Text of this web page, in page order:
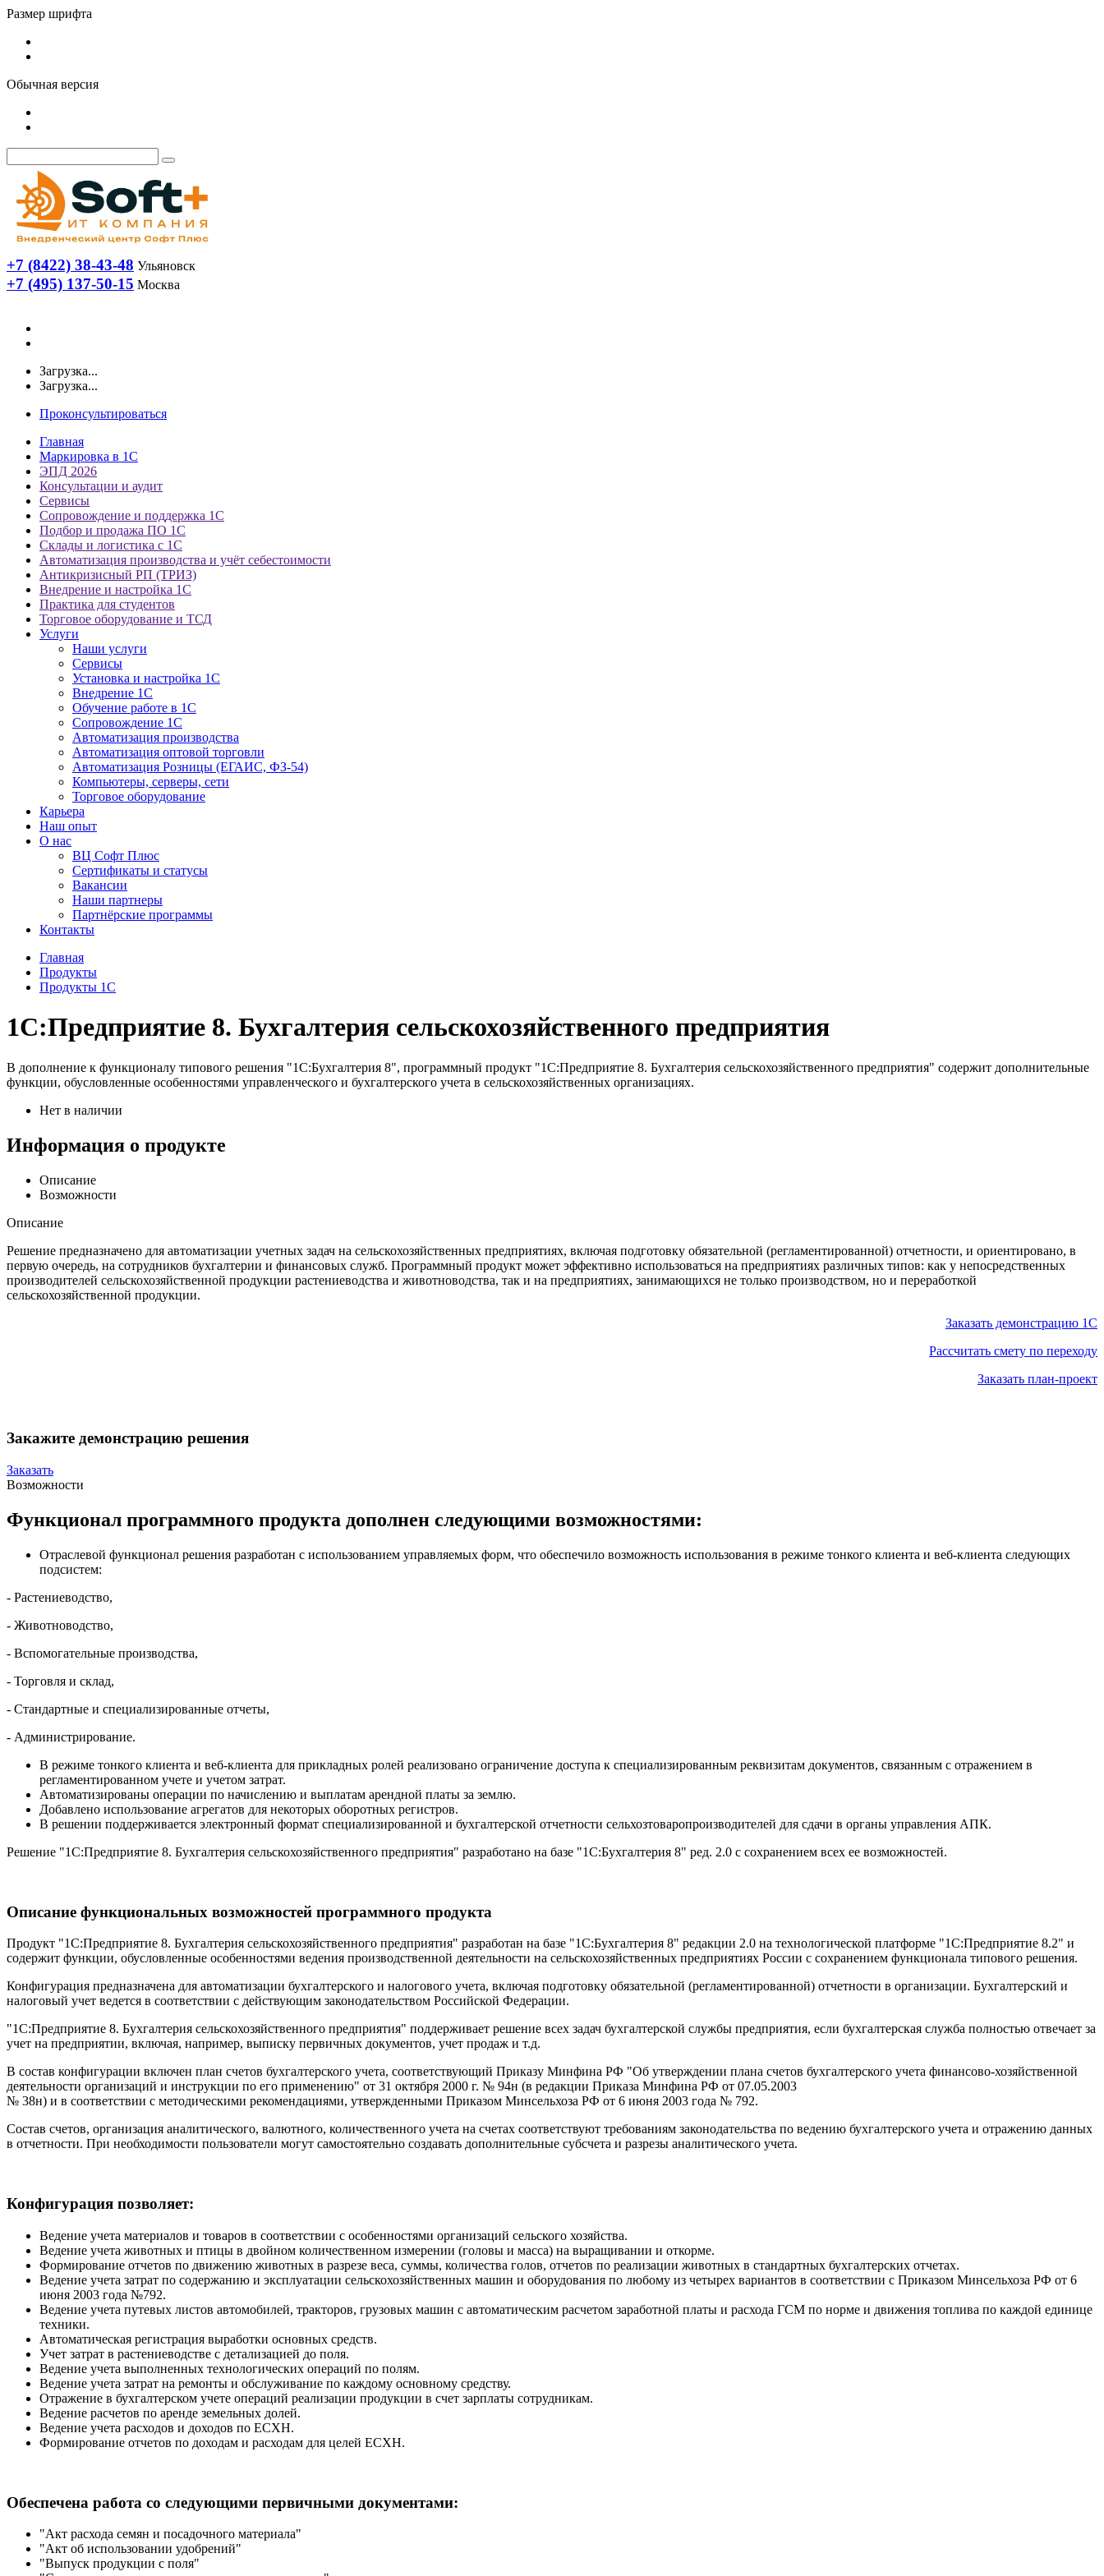
Размер шрифта
Обычная версия
+7 (8422) 38-43-48 Ульяновск
+7 (495) 137-50-15 Москва
Загрузка...
Загрузка...
Проконсультироваться
Главная
Маркировка в 1С
ЭПД 2026
Консультации и аудит
Сервисы
Сопровождение и поддержка 1С
Подбор и продажа ПО 1С
Склады и логистика с 1С
Автоматизация производства и учёт себестоимости
Антикризисный РП (ТРИЗ)
Внедрение и настройка 1С
Практика для студентов
Торговое оборудование и ТСД
Услуги
Наши услуги
Сервисы
Установка и настройка 1С
Внедрение 1С
Обучение работе в 1С
Сопровождение 1С
Автоматизация производства
Автоматизация оптовой торговли
Автоматизация Розницы (ЕГАИС, ФЗ-54)
Компьютеры, серверы, сети
Торговое оборудование
Карьера
Наш опыт
О нас
ВЦ Софт Плюс
Сертификаты и статусы
Вакансии
Наши партнеры
Партнёрские программы
Контакты
Главная
Продукты
Продукты 1С
1С:Предприятие 8. Бухгалтерия сельскохозяйственного предприятия
В дополнение к функционалу типового решения "1С:Бухгалтерия 8", программный продукт "1С:Предприятие 8. Бухгалтерия сельскохозяйственного предприятия" содержит дополнительные
функции, обусловленные особенностями управленческого и бухгалтерского учета в сельскохозяйственных организациях.
Нет в наличии
Информация о продукте
Описание
Возможности
Описание
Решение предназначено для автоматизации учетных задач на сельскохозяйственных предприятиях, включая подготовку обязательной (регламентированной) отчетности, и ориентировано, в
первую очередь, на сотрудников бухгалтерии и финансовых служб. Программный продукт может эффективно использоваться на предприятиях различных типов: как у непосредственных
производителей сельскохозяйственной продукции растениеводства и животноводства, так и на предприятиях, занимающихся не только производством, но и переработкой
сельскохозяйственной продукции.
Заказать демонстрацию 1С
Рассчитать смету по переходу
Заказать план-проект
Закажите демонстрацию решения
Заказать
Возможности
Функционал программного продукта дополнен следующими возможностями:
Отраслевой функционал решения разработан с использованием управляемых форм, что обеспечило возможность использования в режиме тонкого клиента и веб-клиента следующих
подсистем:
- Растениеводство,
- Животноводство,
- Вспомогательные производства,
- Торговля и склад,
- Стандартные и специализированные отчеты,
- Администрирование.
В режиме тонкого клиента и веб-клиента для прикладных ролей реализовано ограничение доступа к специализированным реквизитам документов, связанным с отражением в
регламентированном учете и учетом затрат.
Автоматизированы операции по начислению и выплатам арендной платы за землю.
Добавлено использование агрегатов для некоторых оборотных регистров.
В решении поддерживается электронный формат специализированной и бухгалтерской отчетности сельхозтоваропроизводителей для сдачи в органы управления АПК.
Решение "1С:Предприятие 8. Бухгалтерия сельскохозяйственного предприятия" разработано на базе "1С:Бухгалтерия 8" ред. 2.0 с сохранением всех ее возможностей.
Описание функциональных возможностей программного продукта
Продукт "1С:Предприятие 8. Бухгалтерия сельскохозяйственного предприятия" разработан на базе "1С:Бухгалтерия 8" редакции 2.0 на технологической платформе "1С:Предприятие 8.2" и
содержит функции, обусловленные особенностями ведения производственной деятельности на сельскохозяйственных предприятиях России с сохранением функционала типового решения.
Конфигурация предназначена для автоматизации бухгалтерского и налогового учета, включая подготовку обязательной (регламентированной) отчетности в организации. Бухгалтерский и
налоговый учет ведется в соответствии с действующим законодательством Российской Федерации.
"1С:Предприятие 8. Бухгалтерия сельскохозяйственного предприятия" поддерживает решение всех задач бухгалтерской службы предприятия, если бухгалтерская служба полностью отвечает за
учет на предприятии, включая, например, выписку первичных документов, учет продаж и т.д.
В состав конфигурации включен план счетов бухгалтерского учета, соответствующий Приказу Минфина РФ "Об утверждении плана счетов бухгалтерского учета финансово-хозяйственной
деятельности организаций и инструкции по его применению" от 31 октября 2000 г. № 94н (в редакции Приказа Минфина РФ от 07.05.2003
№ 38н) и в соответствии с методическими рекомендациями, утвержденными Приказом Минсельхоза РФ от 6 июня 2003 года № 792.
Состав счетов, организация аналитического, валютного, количественного учета на счетах соответствуют требованиям законодательства по ведению бухгалтерского учета и отражению данных
в отчетности. При необходимости пользователи могут самостоятельно создавать дополнительные субсчета и разрезы аналитического учета.
Конфигурация позволяет:
Ведение учета материалов и товаров в соответствии с особенностями организаций сельского хозяйства.
Ведение учета животных и птицы в двойном количественном измерении (головы и масса) на выращивании и откорме.
Формирование отчетов по движению животных в разрезе веса, суммы, количества голов, отчетов по реализации животных в стандартных бухгалтерских отчетах.
Ведение учета затрат по содержанию и эксплуатации сельскохозяйственных машин и оборудования по любому из четырех вариантов в соответствии с Приказом Минсельхоза РФ от 6
июня 2003 года №792.
Ведение учета путевых листов автомобилей, тракторов, грузовых машин с автоматическим расчетом заработной платы и расхода ГСМ по норме и движения топлива по каждой единице
техники.
Автоматическая регистрация выработки основных средств.
Учет затрат в растениеводстве с детализацией до поля.
Ведение учета выполненных технологических операций по полям.
Ведение учета затрат на ремонты и обслуживание по каждому основному средству.
Отражение в бухгалтерском учете операций реализации продукции в счет зарплаты сотрудникам.
Ведение расчетов по аренде земельных долей.
Ведение учета расходов и доходов по ЕСХН.
Формирование отчетов по доходам и расходам для целей ЕСХН.
Обеспечена работа со следующими первичными документами:
"Акт расхода семян и посадочного материала"
"Акт об использовании удобрений"
"Выпуск продукции с поля"